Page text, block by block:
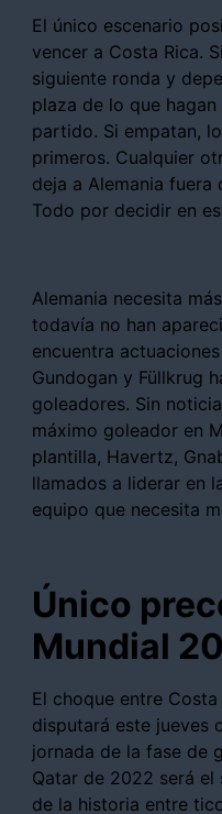
El único escenario
vencer a Costa Rica.
siguiente ronda y
plaza de lo que
partido. Si empatan,
primeros. Cualquier
deja a Alemania fuera
Todo por decidir en
Alemania necesita
todavía no han
encuentra
Gundogan y Füllkrug
goleadores. Sin
máximo goleador en
plantilla, Havertz,
llamados a liderar en
equipo que necesita
Único
Mundial
El choque entre
disputará este jueves
jornada de la fase de
Qatar de 2022 será
de la historia entre